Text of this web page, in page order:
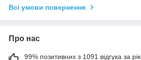
Всі умови повернення
Про нас
99% позитивних з 1091 відгука за рік